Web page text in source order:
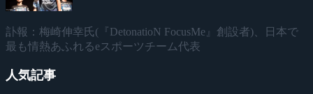
訃報：梅崎伸幸氏(『DetonatioN FocusMe』創設者)、日本で
最も情熱あふれるeスポーツチーム代表
人気記事